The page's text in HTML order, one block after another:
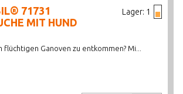
Lager: 1
71731
MIT HUND
flüchtigen Ganoven zu entkommen? Mi...